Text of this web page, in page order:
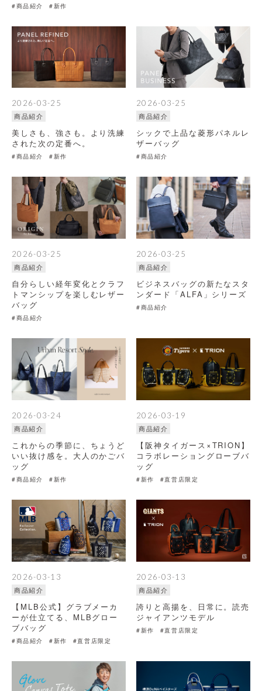
#商品紹介 #新作
2026-03-25
商品紹介
美しさも、強さも。より洗練
された次の定番へ。
#商品紹介 #新作
2026-03-25
商品紹介
シックで上品な菱形パネルレ
ザーバッグ
#商品紹介
2026-03-25
商品紹介
自分らしい経年変化とクラフ
トマンシップを楽しむレザー
バッグ
#商品紹介
2026-03-25
商品紹介
ビジネスバッグの新たなスタ
ンダード「ALFA」シリーズ
#商品紹介
2026-03-24
商品紹介
これからの季節に、ちょうど
いい抜け感を。大人のかごバ
ッグ
#商品紹介 #新作
2026-03-19
商品紹介
【阪神タイガース×TRION】
コラボレーショングローブバ
ッグ
#新作 #直営店限定
2026-03-13
商品紹介
【MLB公式】グラブメーカ
ーが仕立てる、MLBグロー
ブバッグ
#商品紹介 #新作 #直営店限定
2026-03-13
商品紹介
誇りと高揚を、日常に。読売
ジャイアンツモデル
#新作 #直営店限定